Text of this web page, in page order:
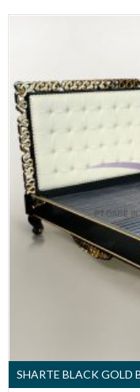
SHARTE BLACK GOLD